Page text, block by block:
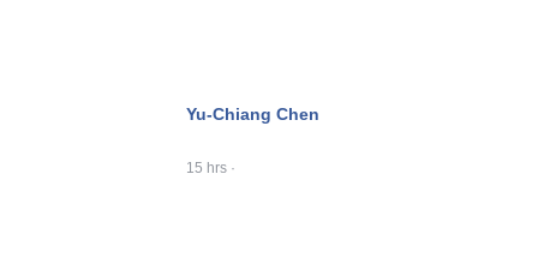
Yu-Chiang Chen
15 hrs ·